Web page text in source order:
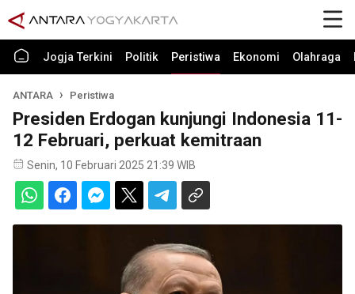
Jogja Terkini Politik Peristiwa Ekonomi Olahraga
ANTARA Peristiwa
Presiden Erdogan kunjungi Indonesia 11-
12 Februari, perkuat kemitraan
Senin, 10 Februari 2025 21:39 WIB